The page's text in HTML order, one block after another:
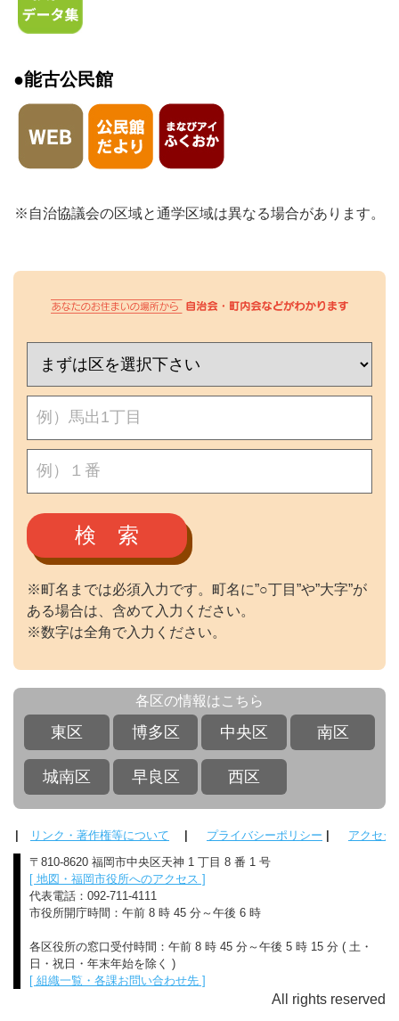
●能古公民館
※自治協議会の区域と通学区域は異なる場合があります。
検 索
※町名までは必須入力です。町名に”○丁目”や”大字”が
ある場合は、含めて入力ください。
※数字は全角で入力ください。
各区の情報はこちら
東区 博多区 中央区 南区
城南区 早良区 西区
| リンク・著作権等について | プライバシーポリシー |
アクセシ
〒810-8620 福岡市中央区天神 1 丁目 8 番 1 号
[ 地図・福岡市役所へのアクセス ]
代表電話：092-711-4111
市役所開庁時間：午前 8 時 45 分～午後 6 時
各区役所の窓口受付時間：午前 8 時 45 分～午後 5 時 15 分 ( 土・
日・祝日・年末年始を除く )
[ 組織一覧・各課お問い合わせ先 ]
All rights reserved